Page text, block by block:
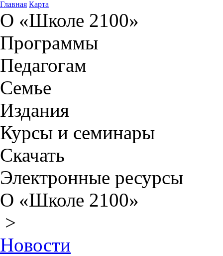
Главная Карта
О «Школе 2100»
Программы
Педагогам
Семье
Издания
Курсы и семинары
Скачать
Электронные ресурсы
О «Школе 2100»
>
Новости